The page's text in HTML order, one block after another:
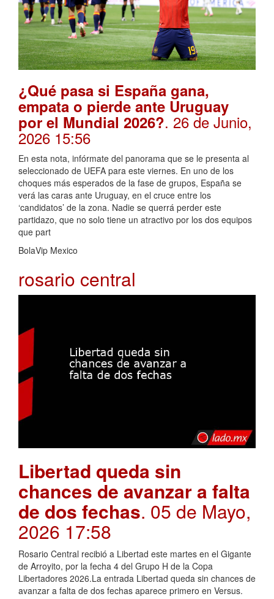
¿Qué pasa si España gana,
empata o pierde ante Uruguay
por el Mundial 2026?. 26 de Junio,
2026 15:56
En esta nota, infórmate del panorama que se le presenta al
seleccionado de UEFA para este viernes. En uno de los
choques más esperados de la fase de grupos, España se
verá las caras ante Uruguay, en el cruce entre los
‘candidatos’ de la zona. Nadie se querrá perder este
partidazo, que no solo tiene un atractivo por los dos equipos
que part
BolaVip Mexico
rosario central
Libertad queda sin
chances de avanzar a falta
de dos fechas. 05 de Mayo,
2026 17:58
Rosario Central recibió a Libertad este martes en el Gigante
de Arroyito, por la fecha 4 del Grupo H de la Copa
Libertadores 2026.La entrada Libertad queda sin chances de
avanzar a falta de dos fechas aparece primero en Versus.